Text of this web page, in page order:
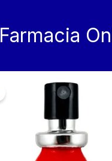
Farmacia